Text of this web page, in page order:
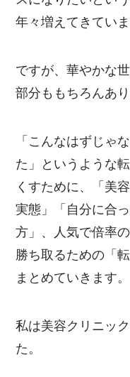
年々増えてきていま
ですが、華やかな
部分ももちろんあり
「こんなはずじゃ
た」というような
くすために、「美
実態」「自分に合
方」、人気で倍率
勝ち取るための「
まとめていきます。
私は美容クリニッ
た。